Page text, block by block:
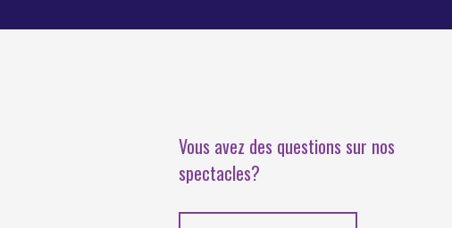
Vous avez des questions sur nos
spectacles?